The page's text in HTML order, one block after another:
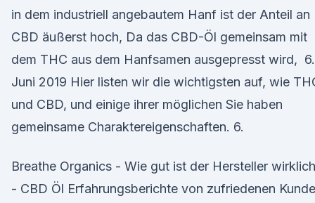
in dem industriell angebautem Hanf ist der Anteil an
CBD äußerst hoch, Da das CBD-Öl gemeinsam mit
dem THC aus dem Hanfsamen ausgepresst wird, 6.
Juni 2019 Hier listen wir die wichtigsten auf, wie
und CBD, und einige ihrer möglichen Sie haben
gemeinsame Charaktereigenschaften. 6.
Breathe Organics - Wie gut ist der Hersteller
- CBD Öl Erfahrungsberichte von zufriedenen